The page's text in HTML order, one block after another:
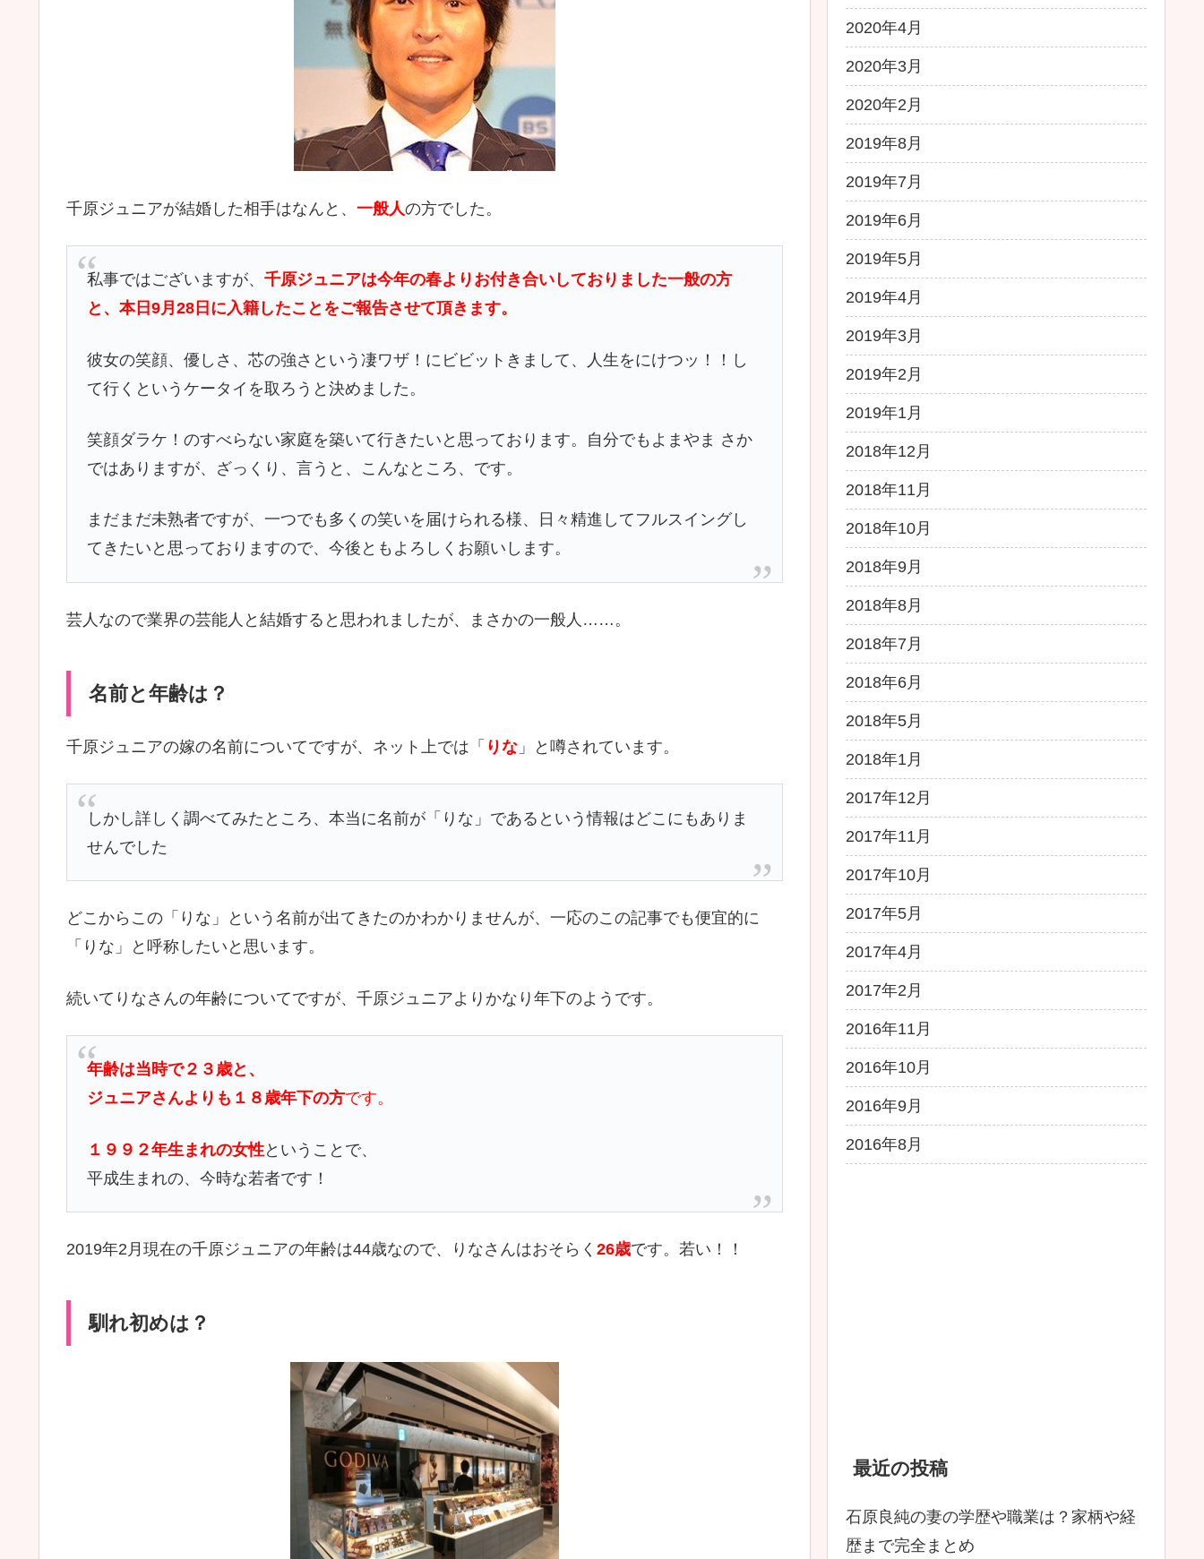
千原ジュニアが結婚した相手はなんと、 一般人の方でした。
私事ではございますが、 千原ジュニアは今年の春よりお付き合いしておりました一般の方
と、本日9月28日に入籍したことをご報告させて頂きます。
彼女の笑顔、優しさ、芯の強さという凄ワザ！にビビットきまして、人生をにけつッ！！し
て行くというケータイを取ろうと決めました。
笑顔ダラケ！のすべらない家庭を築いて行きたいと思っております。自分でもよまやま さか
ではありますが、ざっくり、言うと、こんなところ、です。
まだまだ未熟者ですが、一つでも多くの笑いを届けられる様、日々精進してフルスイングし
てきたいと思っておりますので、今後ともよろしくお願いします。
芸人なので業界の芸能人と結婚すると思われましたが、まさかの一般人……。
名前と年齢は？
千原ジュニアの嫁の名前についてですが、ネット上では「 りな 」と噂されています。
しかし詳しく調べてみたところ、本当に名前が「りな」であるという情報はどこにもありま
せんでした
どこからこの「りな」という名前が出てきたのかわかりませんが、一応のこの記事でも便宜的に
「りな」と呼称したいと思います。
続いてりなさんの年齢についてですが、千原ジュニアよりかなり年下のようです。
年齢は当時で２３歳と、
ジュニアさんよりも１８歳年下の方です。
１９９２年生まれの女性ということで、
平成生まれの、今時な若者です！
2019年2月現在の千原ジュニアの年齢は44歳なので、りなさんはおそらく 26歳です。若い！！
馴れ初めは？
2020年4月
2020年3月
2020年2月
2019年8月
2019年7月
2019年6月
2019年5月
2019年4月
2019年3月
2019年2月
2019年1月
2018年12月
2018年11月
2018年10月
2018年9月
2018年8月
2018年7月
2018年6月
2018年5月
2018年1月
2017年12月
2017年11月
2017年10月
2017年5月
2017年4月
2017年2月
2016年11月
2016年10月
2016年9月
2016年8月
最近の投稿
石原良純の妻の学歴や職業は？家柄や経
歴まで完全まとめ